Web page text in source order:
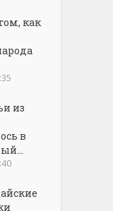
как
из
в